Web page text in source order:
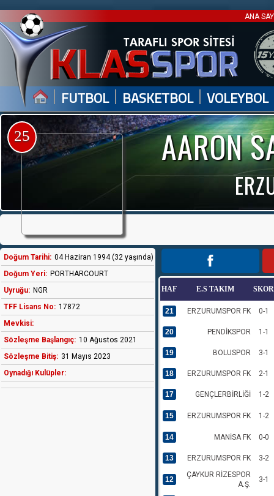
ANA
| FUTBOL | BASKETBOL | VOLEYBOL
AARON
25
Doğum Tarihi: 04 Haziran 1994 (32 yaşında)
Doğum Yeri: PORTHARCOURT
Uyruğu: NGR
TFF Lisans No: 17872
Mevkisi:
Sözleşme Başlangıç: 10 Ağustos 2021
Sözleşme Bitiş: 31 Mayıs 2023
Oynadığı Kulüpler:
HAF E.S TAKIM SKOR
21 ERZURUMSPOR FK 0-1
20 PENDİKSPOR 1-1
19 BOLUSPOR 3-1
18 ERZURUMSPOR FK 2-1
17 GENÇLERBİRLİĞİ 1-2
15 ERZURUMSPOR FK 1-2
14 MANİSA FK 0-0
13 ERZURUMSPOR FK 3-2
12
ÇAYKUR RİZESPOR
A.Ş.
3-1